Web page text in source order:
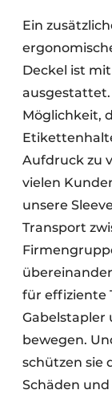
Ein
Deckel ist
ausgestattet.
Möglichkeit,
Aufdruck zu
vielen
unsere
Transport
für effiziente
Gabelstapler
bewegen.
schützen sie
Schäden und